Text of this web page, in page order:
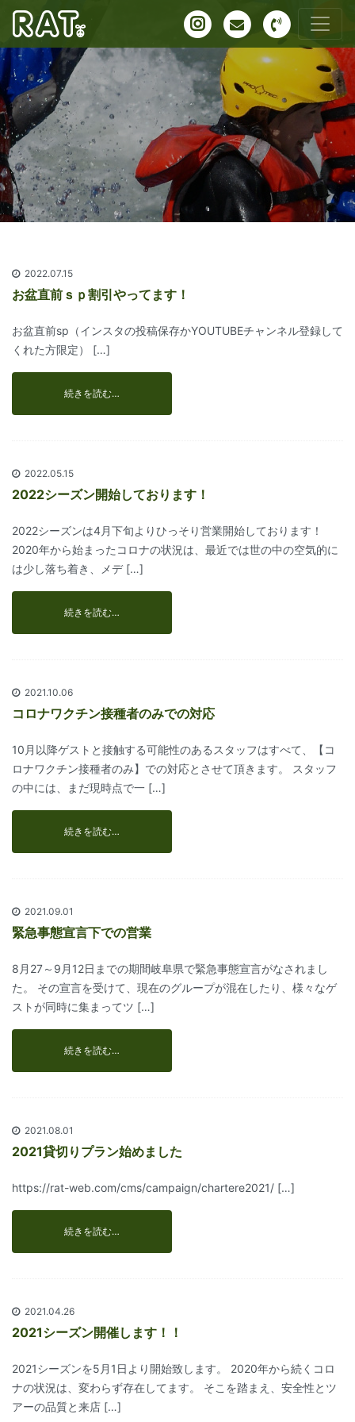
2022.07.15
お盆直前ｓｐ割引やってます！
お盆直前sp（インスタの投稿保存かYOUTUBEチャンネル登録して
くれた方限定） […]
続きを読む…
2022.05.15
2022シーズン開始しております！
2022シーズンは4月下旬よりひっそり営業開始しております！
2020年から始まったコロナの状況は、最近では世の中の空気的に
は少し落ち着き、メデ […]
続きを読む…
2021.10.06
コロナワクチン接種者のみでの対応
10月以降ゲストと接触する可能性のあるスタッフはすべて、【コ
ロナワクチン接種者のみ】での対応とさせて頂きます。 スタッフ
の中には、まだ現時点で一 […]
続きを読む…
2021.09.01
緊急事態宣言下での営業
8月27～9月12日までの期間岐阜県で緊急事態宣言がなされまし
た。 その宣言を受けて、現在のグループが混在したり、様々なゲ
ストが同時に集まってツ […]
続きを読む…
2021.08.01
2021貸切りプラン始めました
https://rat-web.com/cms/campaign/chartere2021/ […]
続きを読む…
2021.04.26
2021シーズン開催します！！
2021シーズンを5月1日より開始致します。 2020年から続くコロ
ナの状況は、変わらず存在してます。 そこを踏まえ、安全性とツ
アーの品質と来店 […]